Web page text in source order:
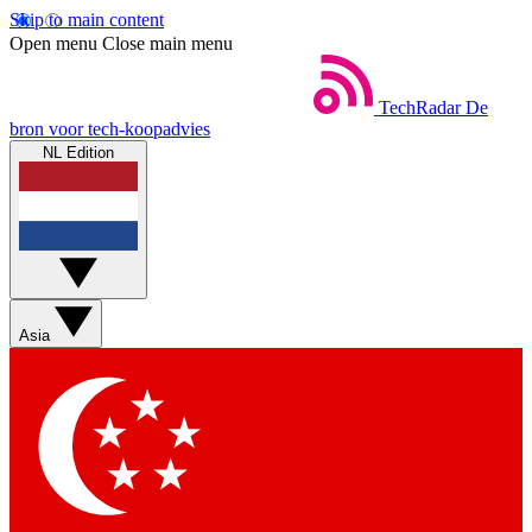
Skip to main content
Open menu Close main menu
TechRadar De
bron voor tech-koopadvies
NL Edition
Asia